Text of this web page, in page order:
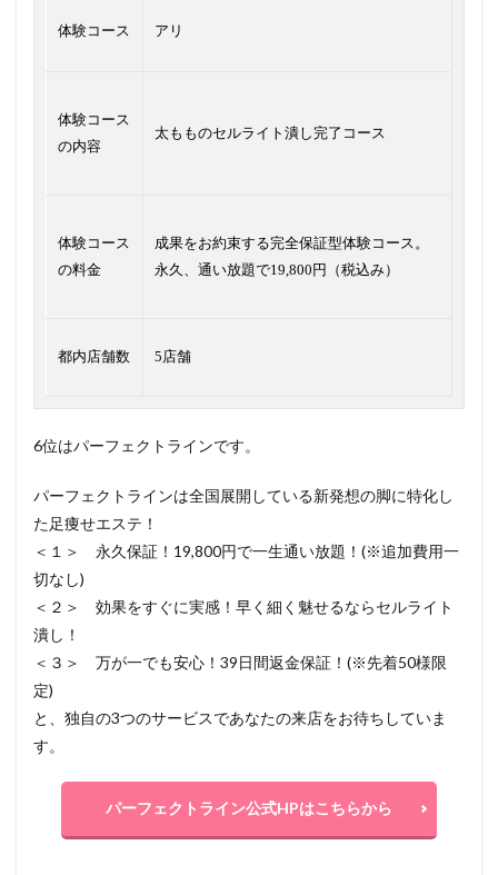
体験コース アリ
体験コース
の内容
太もものセルライト潰し完了コース
体験コース
の料金
成果をお約束する完全保証型体験コース。
永久、通い放題で19,800円（税込み）
都内店舗数 5店舗
6位はパーフェクトラインです。
パーフェクトラインは全国展開している新発想の脚に特化し
た足痩せエステ！
＜１＞ 永久保証！19,800円で一生通い放題！(※追加費用一
切なし)
＜２＞ 効果をすぐに実感！早く細く魅せるならセルライト
潰し！
＜３＞ 万が一でも安心！39日間返金保証！(※先着50様限
定)
と、独自の3つのサービスであなたの来店をお待ちしていま
す。
パーフェクトライン公式HPはこちらから